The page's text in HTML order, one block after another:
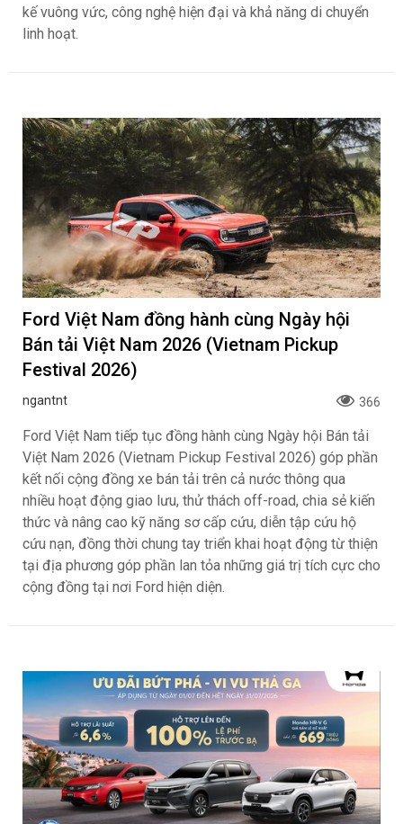
kế vuông vức, công nghệ hiện đại và khả năng di chuyển
linh hoạt.
Ford Việt Nam đồng hành cùng Ngày hội
Bán tải Việt Nam 2026 (Vietnam Pickup
Festival 2026)
ngantnt 366
Ford Việt Nam tiếp tục đồng hành cùng Ngày hội Bán tải
Việt Nam 2026 (Vietnam Pickup Festival 2026) góp phần
kết nối cộng đồng xe bán tải trên cả nước thông qua
nhiều hoạt động giao lưu, thử thách off-road, chia sẻ kiến
thức và nâng cao kỹ năng sơ cấp cứu, diễn tập cứu hộ
cứu nạn, đồng thời chung tay triển khai hoạt động từ thiện
tại địa phương góp phần lan tỏa những giá trị tích cực cho
cộng đồng tại nơi Ford hiện diện.